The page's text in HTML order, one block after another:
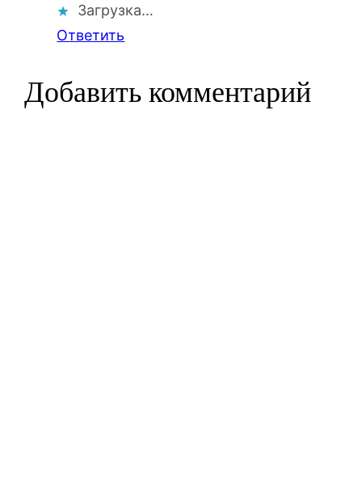
Загрузка…
Ответить
Добавить комментарий